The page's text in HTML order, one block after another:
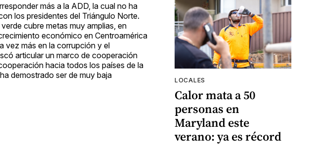
más a la ADD, la cual no ha
los presidentes del Triángulo Norte.
cubre metas muy amplias, en
económico en Centroamérica
vez más en la corrupción y el
articular un marco de cooperación
hacia todos los países de la
demostrado ser de muy baja
LOCALES
Calor mata a 50
personas en
Maryland este
verano: ya es récord